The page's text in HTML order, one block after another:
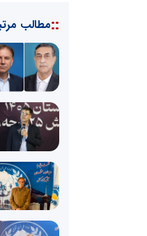
::مطالب